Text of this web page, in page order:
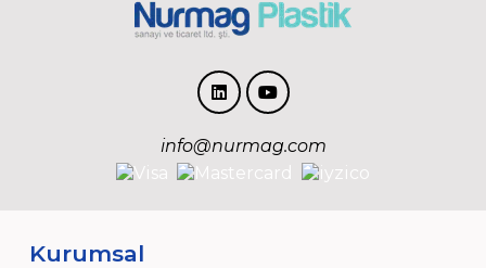
info@nurmag.com
Kurumsal